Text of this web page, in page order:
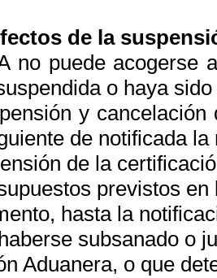
de la
no puede acogerse
o haya
y
de notificada
de la
previstos
hasta la
subsanado o
Aduanera, o que